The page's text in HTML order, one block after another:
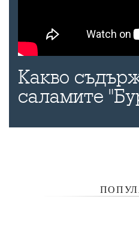
Какво
саламите